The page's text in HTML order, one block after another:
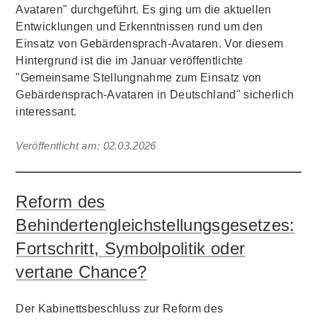
Avataren" durchgeführt. Es ging um die aktuellen
Entwicklungen und Erkenntnissen rund um den
Einsatz von Gebärdensprach-Avataren. Vor diesem
Hintergrund ist die im Januar veröffentlichte
"Gemeinsame Stellungnahme zum Einsatz von
Gebärdensprach-Avataren in Deutschland" sicherlich
interessant.
Veröffentlicht am: 02.03.2026
Reform des
Behindertengleichstellungsgesetzes:
Fortschritt, Symbolpolitik oder
vertane Chance?
Der Kabinettsbeschluss zur Reform des